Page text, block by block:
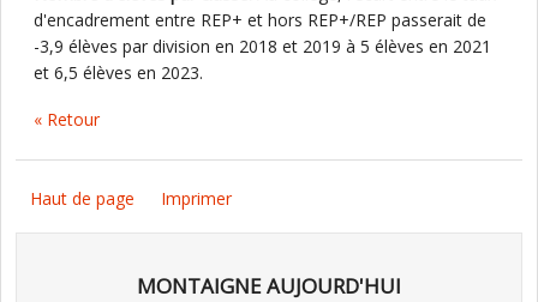
d'encadrement entre REP+ et hors REP+/REP passerait de
-3,9 élèves par division en 2018 et 2019 à 5 élèves en 2021
et 6,5 élèves en 2023.
« Retour
Haut de page Imprimer
MONTAIGNE AUJOURD'HUI